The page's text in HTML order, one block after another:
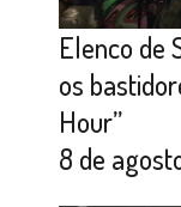
Elenco de
os
Hour”
8 de